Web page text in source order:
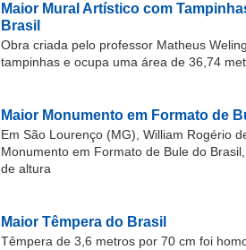
Maior Mural Artístico com
Brasil
Obra criada pelo professor Matheus
tampinhas e ocupa uma área de 36,74
Maior Monumento em Formato de
Em São Lourenço (MG), William Rogério
Monumento em Formato de Bule do
de altura
Maior Têmpera do Brasil
Têmpera de 3,6 metros por 70 cm foi